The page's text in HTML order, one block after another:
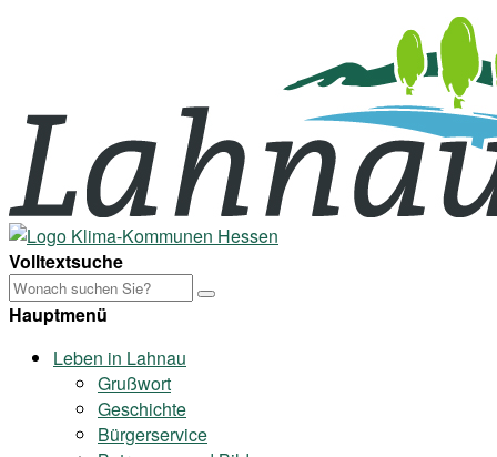
Volltextsuche
Hauptmenü
Leben in Lahnau
Grußwort
Geschichte
Bürgerservice